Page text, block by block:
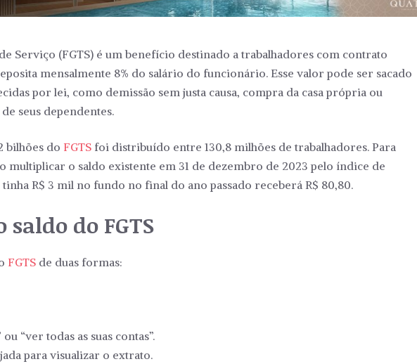
Serviço (FGTS) é um benefício destinado a trabalhadores com contrato
mensalmente 8% do salário do funcionário. Esse valor pode ser sacado
por lei, como demissão sem justa causa, compra da casa própria ou
seus dependentes.
bilhões do FGTS foi distribuído entre 130,8 milhões de trabalhadores. Para
multiplicar o saldo existente em 31 de dezembro de 2023 pelo índice de
R$ 3 mil no fundo no final do ano passado receberá R$ 80,80.
do FGTS
FGTS de duas formas:
“ver todas as suas contas”.
para visualizar o extrato.